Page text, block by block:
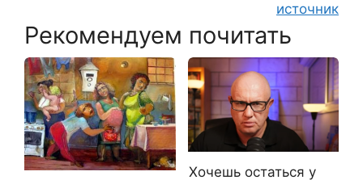
источник
Рекомендуем почитать
Хочешь остаться у